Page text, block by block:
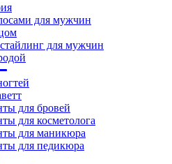
для мужчин
для мужчин
для бровей
для косметолога
для маникюра
для педикюра